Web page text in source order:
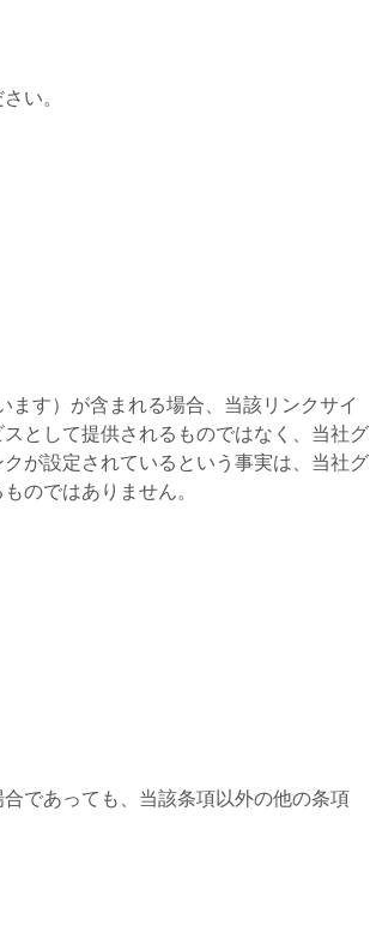
い。
す）が含まれる場合、当該リンクサイ
として提供されるものではなく、当社グ
が設定されているという事実は、当社グ
のではありません。
であっても、当該条項以外の他の条項